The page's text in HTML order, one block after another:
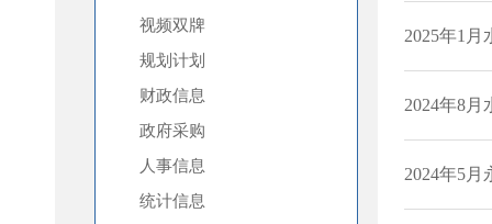
视频双牌
规划计划
财政信息
政府采购
人事信息
统计信息